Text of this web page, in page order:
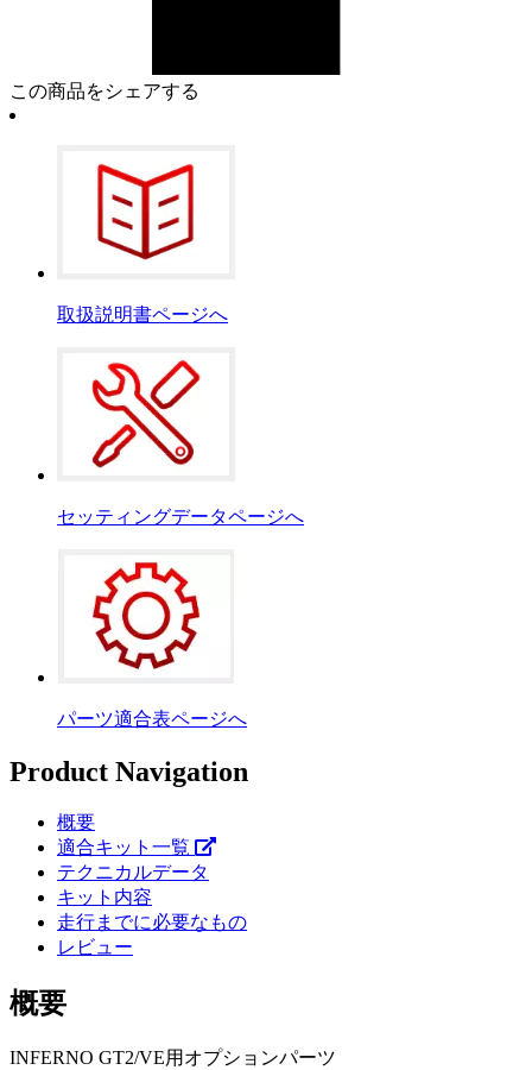
この商品をシェアする
取扱説明書ページへ
セッティングデータページへ
パーツ適合表ページへ
Product Navigation
概要
適合キット一覧
テクニカルデータ
キット内容
走行までに必要なもの
レビュー
概要
INFERNO GT2/VE用オプションパーツ